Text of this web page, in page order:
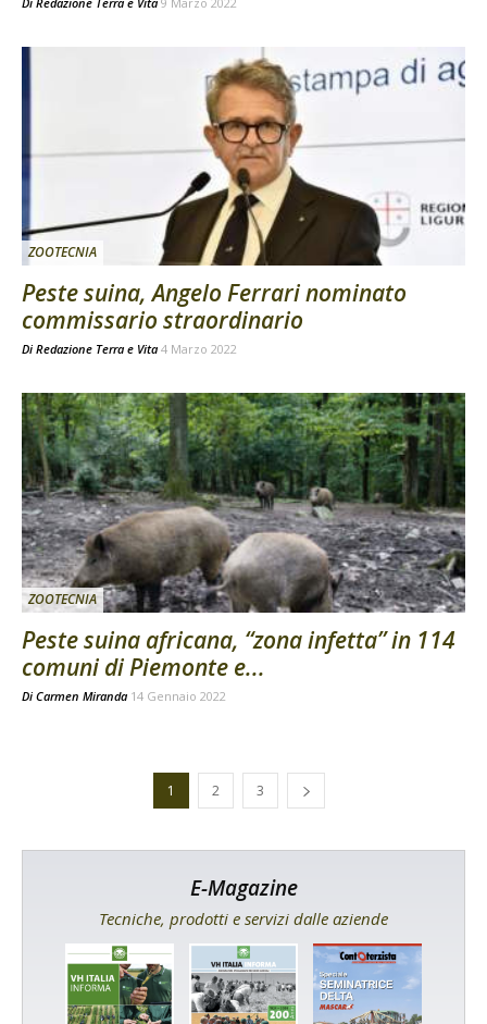
ZOOTECNIA
Peste suina, Angelo Ferrari nominato
commissario straordinario
Di Redazione Terra e Vita 4 Marzo 2022
ZOOTECNIA
Peste suina africana, “zona infetta” in 114
comuni di Piemonte e...
Di Carmen Miranda 14 Gennaio 2022
1 2 3
E-Magazine
Tecniche, prodotti e servizi dalle aziende